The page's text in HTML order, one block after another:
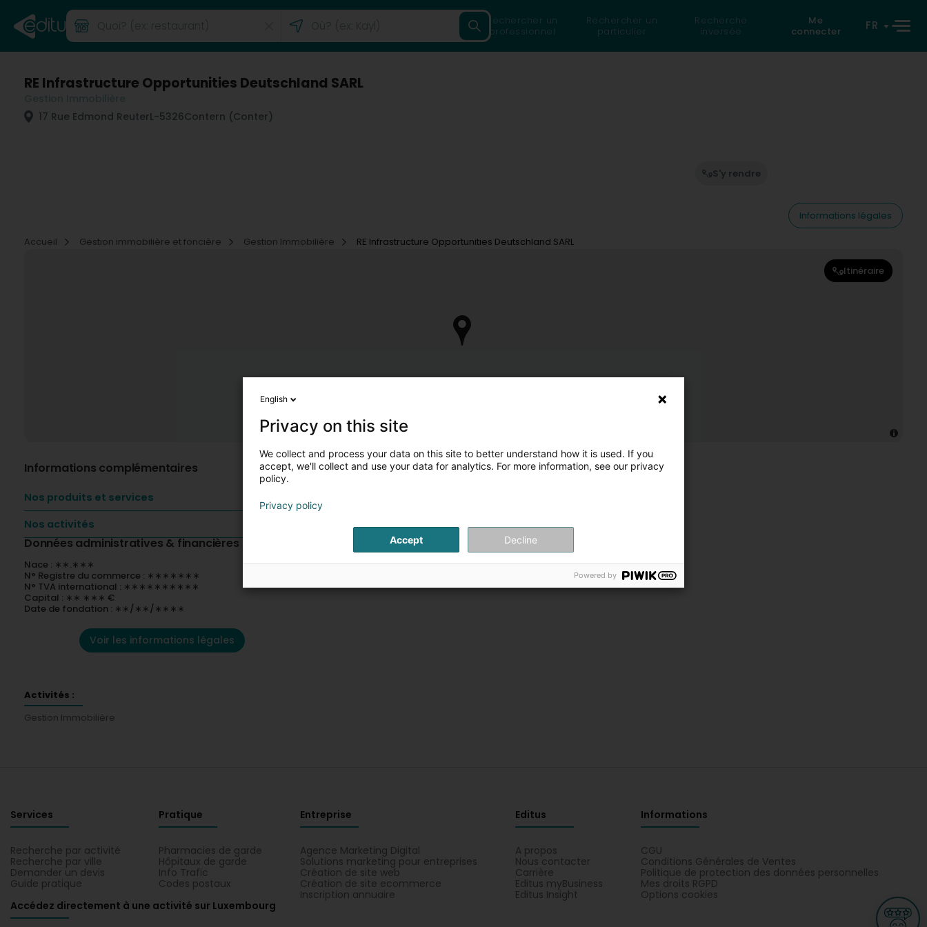
Rechercher un
professionnel
Rechercher un
particulier
Recherche
inversée
Me
connecter
FR
RE Infrastructure Opportunities Deutschland SARL
17 Rue Edmond ReuterL-5326Contern (Conter)
S'y rendre
Informations légales
Accueil
Gestion immobilière et foncière Gestion Immobilière RE Infrastructure Opportunities Deutschland SARL
Itinéraire
Informations complémentaires
Nos produits et services
Nos activités
Données administratives & financières
Nace : ∗∗.∗∗∗
N° Registre du commerce : ∗∗∗∗∗∗∗
N° TVA international : ∗∗∗∗∗∗∗∗∗∗
Capital : ∗∗ ∗∗∗ €
Date de fondation : ∗∗/∗∗/∗∗∗∗
Voir les informations légales
Activités :
Gestion Immobilière
Services
Recherche par activité
Recherche par ville
Demander un devis
Guide pratique
Pratique
Pharmacies de garde
Hôpitaux de garde
Info Trafic
Codes postaux
Entreprise
Agence Marketing Digital
Solutions marketing pour entreprises
Création de site web
Création de site ecommerce
Inscription annuaire
Editus
A propos
Nous contacter
Carrière
Editus myBusiness
Editus Insight
Informations
CGU
Conditions Générales de Ventes
Politique de protection des données personnelles
Mes droits RGPD
Options cookies
Accédez directement à une activité sur Luxembourg
English
Privacy on this site
We collect and process your data on this site to better understand how it is used. If you
accept, we'll collect and use your data for analytics. For more information, see our privacy
policy.
Privacy policy
Accept Decline
Powered by